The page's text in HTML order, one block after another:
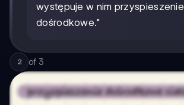
występuje w nim przyspieszenie
dośrodkowe."
2 of 3